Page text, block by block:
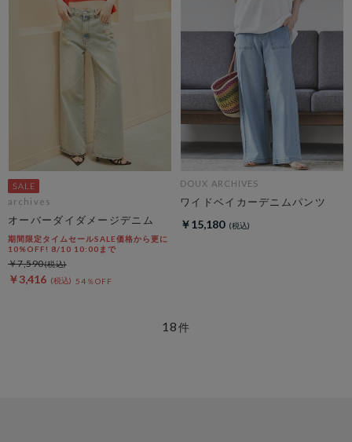
archives
オーバーダイダメージデニム
期間限定タイムセールSALE価格から更に
10%OFF! 8/10 10:00まで
￥3,416 54％OFF
￥7,590
DOUX ARCHIVES
ワイドベイカーデニムパンツ
￥15,180
18件